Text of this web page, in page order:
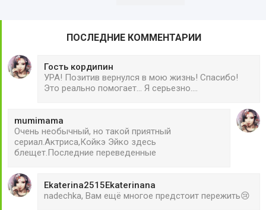
ПОСЛЕДНИЕ КОММЕНТАРИИ
Гость кордипин
УРА! Позитив вернулся в мою жизнь! Спасибо!
Это реально помогает... Я серьезно....
mumimama
Очень необычный, но такой приятный
сериал.Актриса,Койкэ Эйко здесь
блещет.Последние переведенные
Ekaterina2515Ekaterinana
nadechka, Вам ещё многое предстоит пережить😢